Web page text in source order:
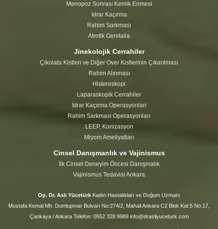
Menopoz Sonrası Kemik Erimesi
İdrar Kaçırma
Rahim Sarkması
Atrofik Genitalia
Jinekolojik Cerrahiler
Çikolata Kistleri ve Diğer Over Kistlerinin Çıkarılması
Rahim Alınması
Histereskopi
Laparaskopik Cerrahiler
İdrar Kaçırma Operasyonları
Rahim Sarkması Operasyonları
LEEP, Konizasyon
Miyom Ameliyatları
Cinsel Danışmanlık ve Vajinismus
İlk Cinsel Deneyim Öncesi Danışmalık
Vajinismus Tedavisi Ankara
Op. Dr. Aslı Yücetürk Kadın Hastalıkları ve Doğum Uzmanı
Mustafa Kemal Mh. Dumlupınar Bulvarı No:274/2, Mahall Ankara C2 Blok Kat:5 No:17,
Çankaya / Ankara Telefon: 0552 328 9989 info@drasliyuceturk.com